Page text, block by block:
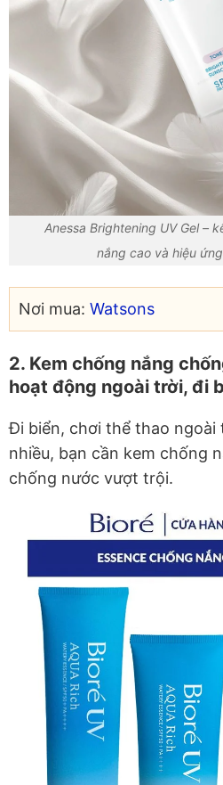
Anessa Brightening UV Gel –
nắng cao và hiệu
Nơi mua: Watsons
2. Kem chống nắng
hoạt động ngoài trời, đi
Đi biển, chơi thể thao ngoài
nhiều, bạn cần kem chống
chống nước vượt trội.